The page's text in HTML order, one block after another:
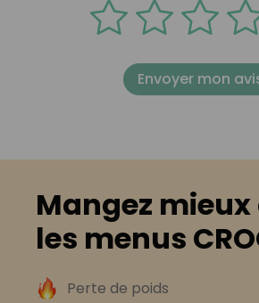
Envoyer mon
Mangez
les menus
Perte de poids